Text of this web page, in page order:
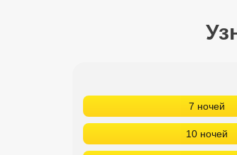
7 ночей
10 ночей
Сетевые отели Вьетнама